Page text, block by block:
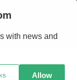
with news and
Allow